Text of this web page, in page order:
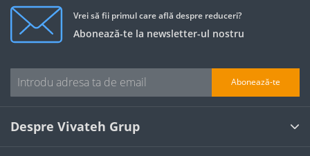
Vrei să fii primul care află despre reduceri?
Abonează-te la newsletter-ul nostru
Abonează-te
Despre Vivateh Grup